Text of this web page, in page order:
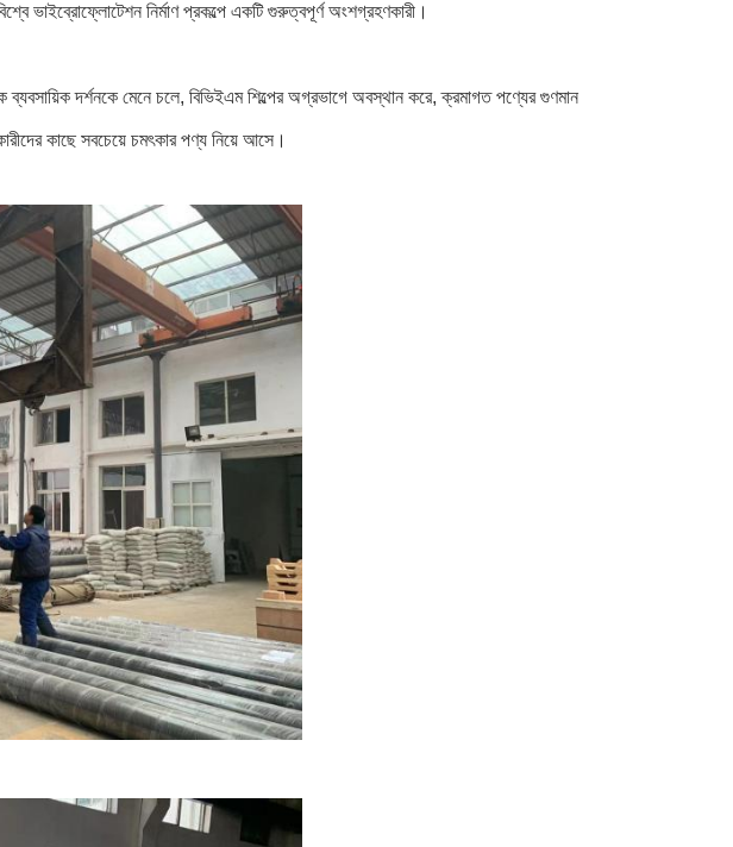
ভাইব্রোফ্লোটেশন নির্মাণ প্রকল্পে একটি গুরুত্বপূর্ণ অংশগ্রহণকারী।
দর্শনকে মেনে চলে, বিভিইএম শিল্পের অগ্রভাগে অবস্থান করে, ক্রমাগত পণ্যের গুণমান
কাছে সবচেয়ে চমৎকার পণ্য নিয়ে আসে।